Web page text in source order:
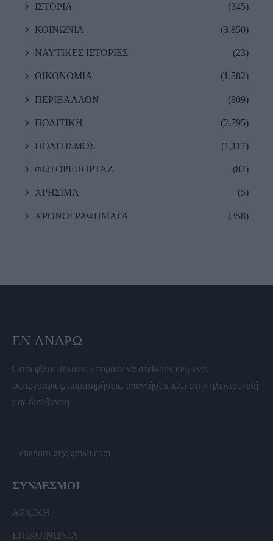
ΙΣΤΟΡΙΑ (345)
ΚΟΙΝΩΝΙΑ (3,850)
ΝΑΥΤΙΚΕΣ ΙΣΤΟΡΙΕΣ (23)
ΟΙΚΟΝΟΜΙΑ (1,582)
ΠΕΡΙΒΑΛΛΟΝ (809)
ΠΟΛΙΤΙΚΗ (2,795)
ΠΟΛΙΤΙΣΜΟΣ (1,117)
ΦΩΤΟΡΕΠΟΡΤΑΖ (82)
ΧΡΗΣΙΜΑ (5)
ΧΡΟΝΟΓΡΑΦΗΜΑΤΑ (358)
ΕΝ ΆΝΔΡΩ
Όσοι φίλοι θέλουν, μπορούν να στείλουν κείμενα,
φωτογραφίες, παρατηρήσεις, απαντήσεις κλπ στην ηλεκτρονική
μας διεύθυνση.
enandro.gr@gmail.com
ΣΥΝΔΕΣΜΟΙ
ΑΡΧΙΚΗ
ΕΠΙΚΟΙΝΩΝΙΑ